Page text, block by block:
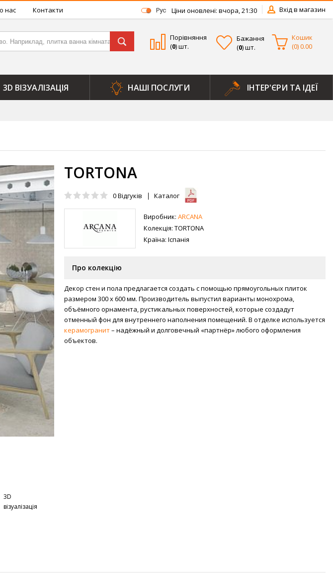
нас Контакти Ціни оновлені: вчора, 21:30 Вхід в магазин
Рус
Порівняння
(0) шт.
Бажання
(0) шт.
Кошик
(0)0.00
3D ВІЗУАЛІЗАЦІЯ НАШІ ПОСЛУГИ ІНТЕР'ЄРИ ТА ІДЕЇ
3D
візуалізація
TORTONA
0Відгуків Каталог
Виробник:ARCANA
Колекція:TORTONA
Країна:Іспанія
Про колекцію
Декор стен и пола предлагается создать с помощью прямоугольных плиток
размером 300 х 600 мм. Производитель выпустил варианты монохрома,
объёмного орнамента, рустикальных поверхностей, которые создадут
отменный фон для внутреннего наполнения помещений. В отделке используется
керамогранит– надёжный и долговечный «партнёр» любого оформления
объектов.